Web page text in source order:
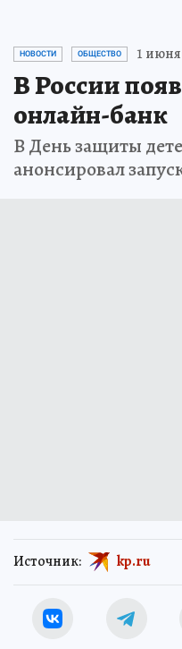
НОВОСТИ ОБЩЕСТВО 1 июня
В России
онлайн-банк
В День защиты
анонсировал
Источник: kp.ru